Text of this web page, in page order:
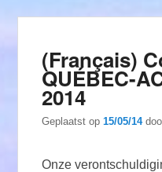
(Français)
QUÉBEC-
2014
Geplaatst op15/05/14
Onze